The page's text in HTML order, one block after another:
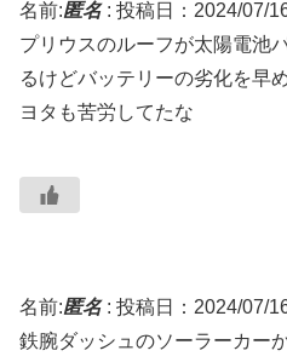
名前:匿名: 投稿日：2024/07/
プリウスのルーフが太陽電池
るけどバッテリーの劣化を早
ヨタも苦労してたな
名前:匿名: 投稿日：2024/07/
鉄腕ダッシュのソーラーカー